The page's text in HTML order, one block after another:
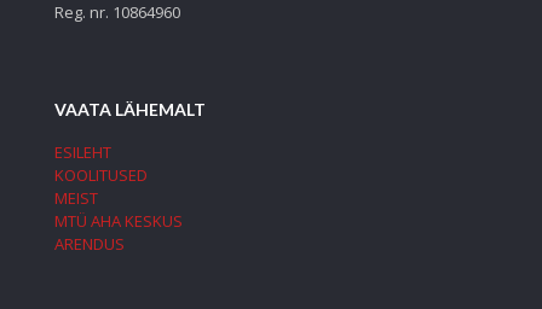
Reg. nr. 10864960
VAATA LÄHEMALT
ESILEHT
KOOLITUSED
MEIST
MTÜ AHA KESKUS
ARENDUS